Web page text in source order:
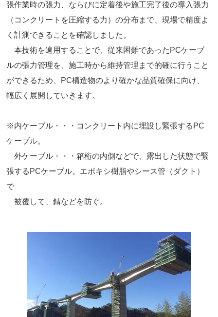
張作業時の張力、ならびに定着後や施工完了後の導入張力
（コンクリートを圧縮する力）の分布まで、現場で精度よ
く計測できることを確認しました。
本技術を適用することで、従来困難であったPCケーブ
ルの張力管理を、施工時から維持管理まで的確に行うこと
ができるため、PC構造物のより確かな品質確保に向け、
幅広く展開していきます。
※内ケーブル・・・コンクリート内に埋設し緊張するPC
ケーブル。
外ケーブル・・・箱桁の内側などで、露出した状態で緊
張するPCケーブル。エポキシ樹脂やシース管（ダクト）
で
被覆して、錆などを防ぐ。